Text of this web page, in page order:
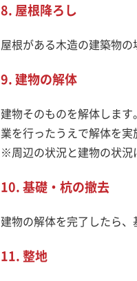
8. 屋根降ろし
屋根がある木造の建築物の
9. 建物の解体
建物そのものを解体しま
業を行ったうえで解体を実
※周辺の状況と建物の状況
10. 基礎・杭の撤去
建物の解体を完了したら、
11. 整地